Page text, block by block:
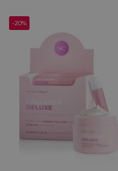
-20%